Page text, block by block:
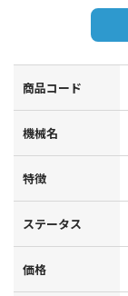
商品コード
機械名
特徴
ステータス
価格